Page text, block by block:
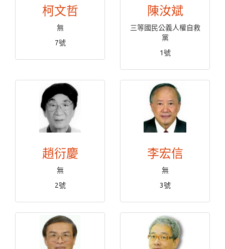
柯文哲
無
7號
陳汝斌
三等國民公義人權自救
黨
1號
趙衍慶
無
2號
李宏信
無
3號